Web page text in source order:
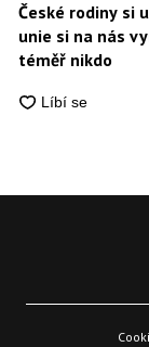
České rodiny si
unie si na nás
téměř nikdo